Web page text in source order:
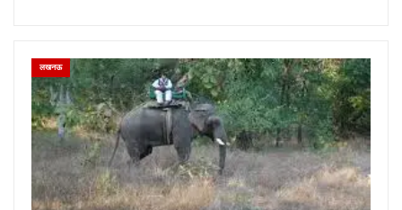
लखनऊ